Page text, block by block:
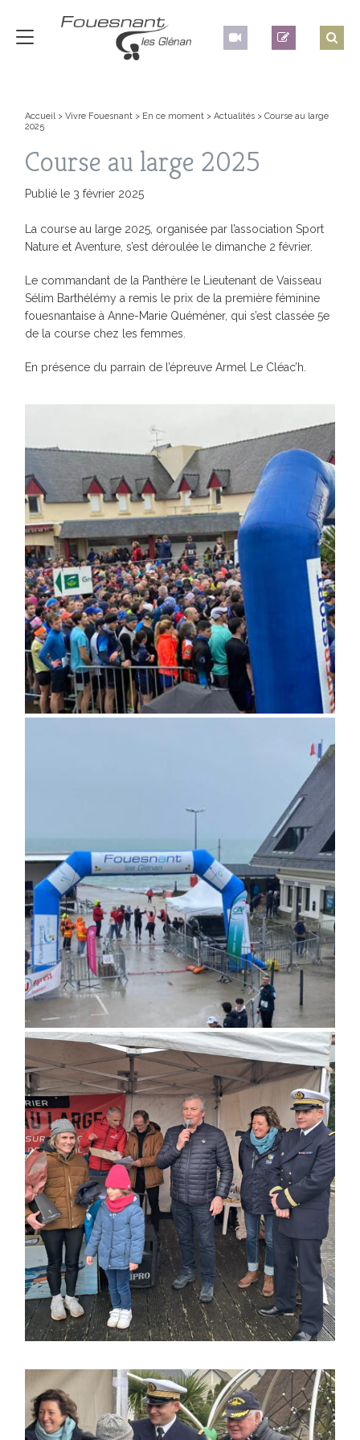
Accueil>Vivre Fouesnant > En ce moment >Actualités >Course au large
2025
Course au large 2025
Publié le 3 février 2025
La course au large 2025, organisée par l’association Sport
Nature et Aventure, s’est déroulée le dimanche 2 février.
Le commandant de la Panthère le Lieutenant de Vaisseau
Sélim Barthélémy a remis le prix de la première féminine
fouesnantaise à Anne-Marie Quéméner, qui s’est classée 5e
de la course chez les femmes.
En présence du parrain de l’épreuve Armel Le Cléac’h.